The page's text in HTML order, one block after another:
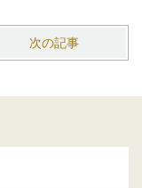
次の記事